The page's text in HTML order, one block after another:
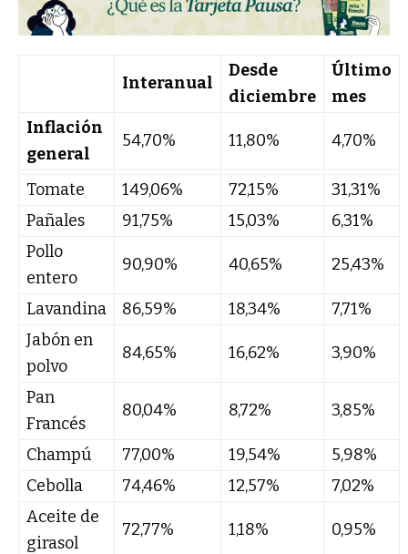
Interanual
Desde
diciembre
Último
mes
Inflación
general
54,70% 11,80% 4,70%
Tomate 149,06% 72,15%
31,31%
Pañales
91,75% 15,03%
6,31%
Pollo
entero
90,90% 40,65% 25,43%
Lavandina 86,59% 18,34%
7,71%
Jabón en
polvo
84,65% 16,62% 3,90%
Pan
Francés
80,04% 8,72% 3,85%
Champú 77,00% 19,54%
5,98%
Cebolla
74,46% 12,57%
7,02%
Aceite de
girasol
72,77% 1,18% 0,95%